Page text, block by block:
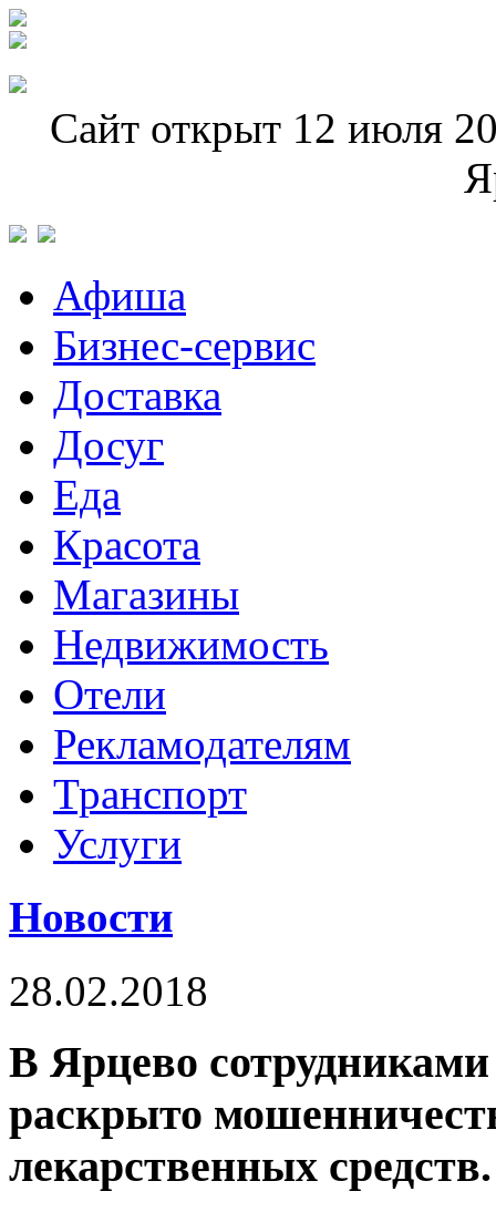
Сайт открыт 12 июля
Афиша
Бизнес-сервис
Доставка
Досуг
Еда
Красота
Магазины
Недвижимость
Отели
Рекламодателям
Транспорт
Услуги
Новости
28.02.2018
В Ярцево сотрудниками
раскрыто
лекарственных средств.